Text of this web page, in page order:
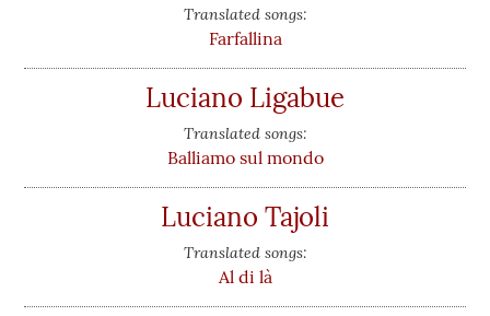
Translated songs:
Farfallina
Luciano Ligabue
Translated songs:
Balliamo sul mondo
Luciano Tajoli
Translated songs:
Al di là